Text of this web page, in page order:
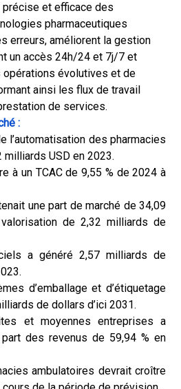
précise et efficace des
pharmaceutiques
erreurs, améliorent la gestion
un accès 24h/24 et 7j/7 et
opérations évolutives et de
ainsi les flux de travail
de services.
:
l’automatisation des pharmacies
USD en 2023.
à un TCAC de 9,55 % de 2024 à
une part de marché de 34,09
de 2,32 milliards de
a généré 2,57 milliards de
d’emballage et d’étiquetage
de dollars d’ici 2031.
et moyennes entreprises a
des revenus de 59,94 % en
ambulatoires devrait croître